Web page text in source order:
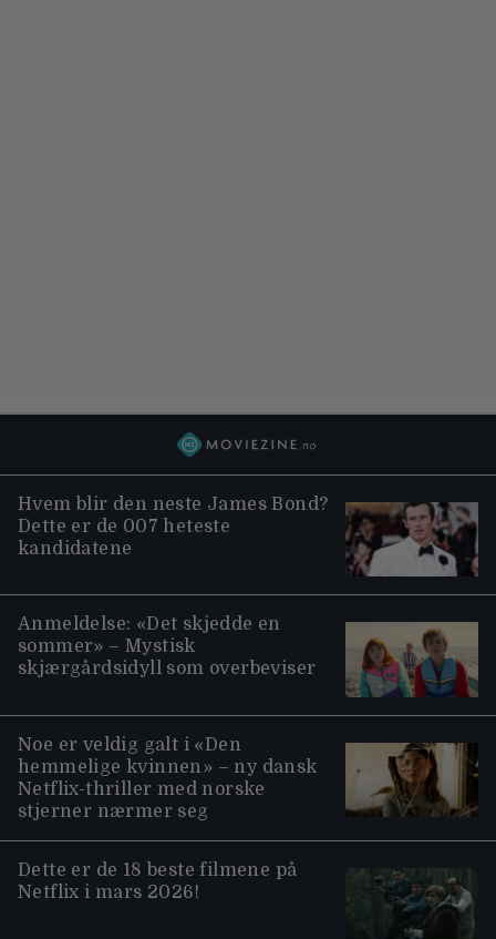
Hvem blir den neste James Bond?
Dette er de 007 heteste
kandidatene
Anmeldelse: «Det skjedde en
sommer» – Mystisk
skjærgårdsidyll som overbeviser
Noe er veldig galt i «Den
hemmelige kvinnen» – ny dansk
Netflix-thriller med norske
stjerner nærmer seg
Dette er de 18 beste filmene på
Netflix i mars 2026!